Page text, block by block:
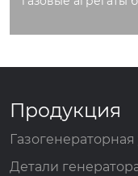
Продукция
Газогенераторная
Детали